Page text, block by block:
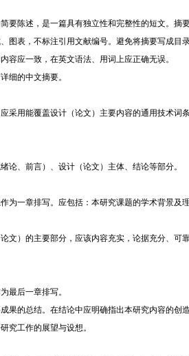
要陈述，是一篇具有独立性和完整性的短文。
图表，不标注引用文献编号。避免将摘要写成目
容应一致，在英文语法、用词上应正确无误。
细的中文摘要。
采用能覆盖设计（论文）主要内容的通用技术词
论、前言）、设计（论文）主体、结论等部分。
为一章排写。应包括：本研究课题的学术背景
文）的主要部分，应该内容充实，论据充分、
最后一章排写。
果的总结。在结论中应明确指出本研究内容的
究工作的展望与设想。